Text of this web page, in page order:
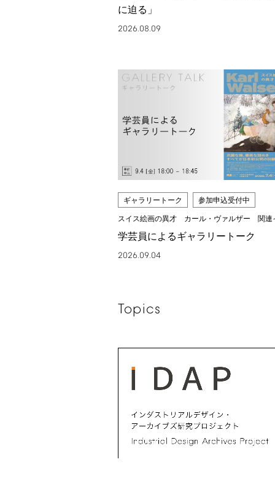
に迫る」
2026.08.09
ギャラリートーク 参加申込受付中
スイス絵画の異才 カール・ヴァルザー 関連
学芸員によるギャラリートーク
2026.09.04
Topics